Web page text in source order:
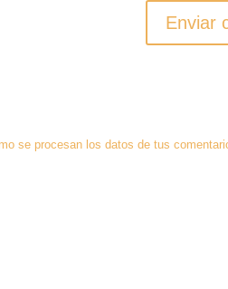
se procesan los datos de tus